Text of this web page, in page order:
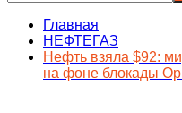
Главная
НЕФТЕГАЗ
Нефть взяла $92:
на фоне блокады